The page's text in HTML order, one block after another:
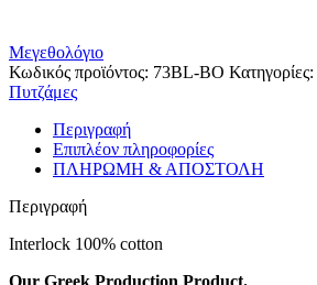
Μεγεθολόγιο
Κωδικός προϊόντος: 73BL-BO Κατηγορίες:
Πυτζάμες
Περιγραφή
Επιπλέον πληροφορίες
ΠΛΗΡΩΜΗ & ΑΠΟΣΤΟΛΗ
Περιγραφή
Interlock 100% cotton